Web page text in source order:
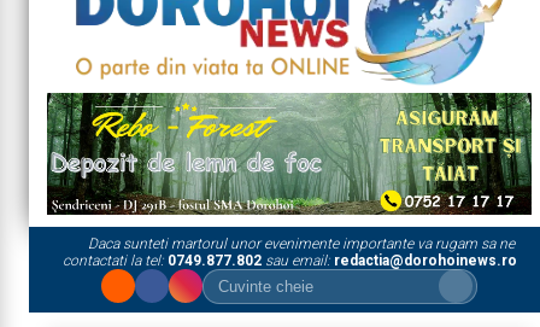
Daca sunteti martorul unor evenimente importante va rugam sa ne
contactati la tel: 0749.877.802sau email: redactia@dorohoinews.ro